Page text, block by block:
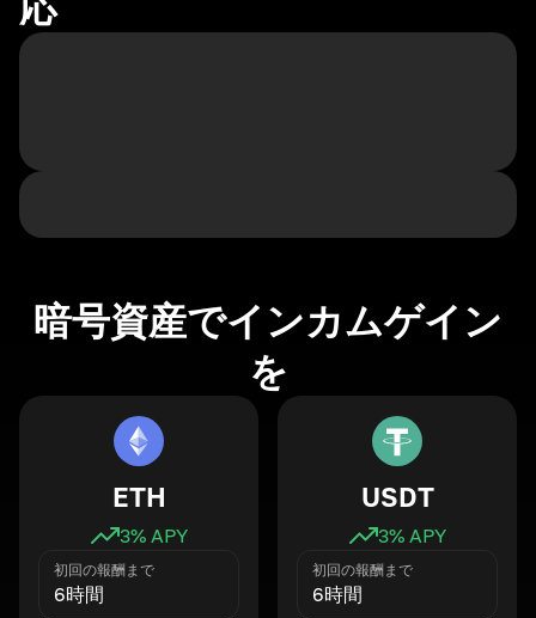
暗号資産でインカムゲイン
を
ETH
3% APY
初回の報酬まで
6時間
USDT
3% APY
初回の報酬まで
6時間